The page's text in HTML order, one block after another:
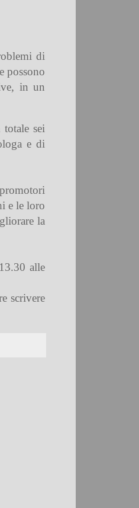
di
possono
in un
sei
e di
e le loro
la
alle
scrivere